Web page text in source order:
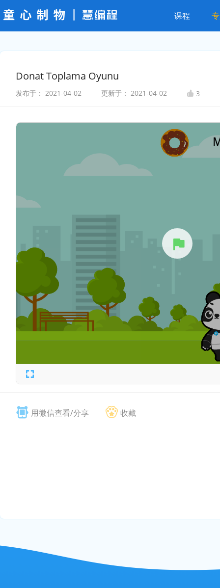
课程
Donat Toplama Oyunu
发布于： 2021-04-02 更新于： 2021-04-02 3
用微信查看/分享 收藏